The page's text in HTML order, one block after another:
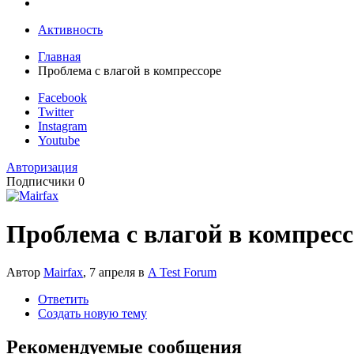
Активность
Главная
Проблема с влагой в компрессоре
Facebook
Twitter
Instagram
Youtube
Авторизация
Подписчики 0
Проблема с влагой в
Автор Mairfax, 7 апреля в A Test Forum
Ответить
Создать новую тему
Рекомендуемые сообщения